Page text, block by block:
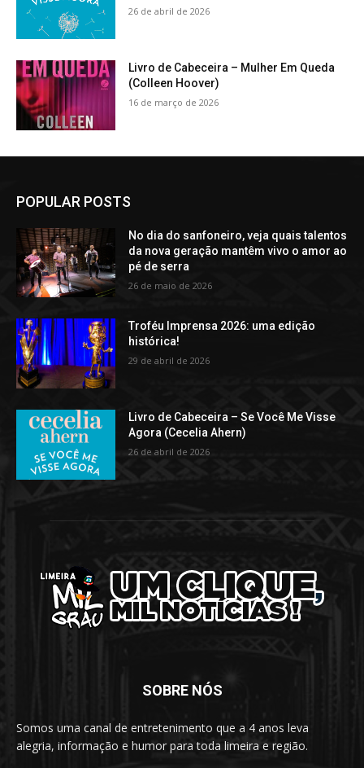
26 de abril de 2026
Livro de Cabeceira – Mulher Em Queda
(Colleen Hoover)
16 de março de 2026
POPULAR POSTS
No dia do sanfoneiro, veja quais talentos
da nova geração mantêm vivo o amor ao
pé de serra
26 de maio de 2026
Troféu Imprensa 2026: uma edição
histórica!
29 de abril de 2026
Livro de Cabeceira – Se Você Me Visse
Agora (Cecelia Ahern)
26 de abril de 2026
SOBRE NÓS
Somos uma canal de entretenimento que a 4 anos leva
alegria, informação e humor para toda limeira e região.